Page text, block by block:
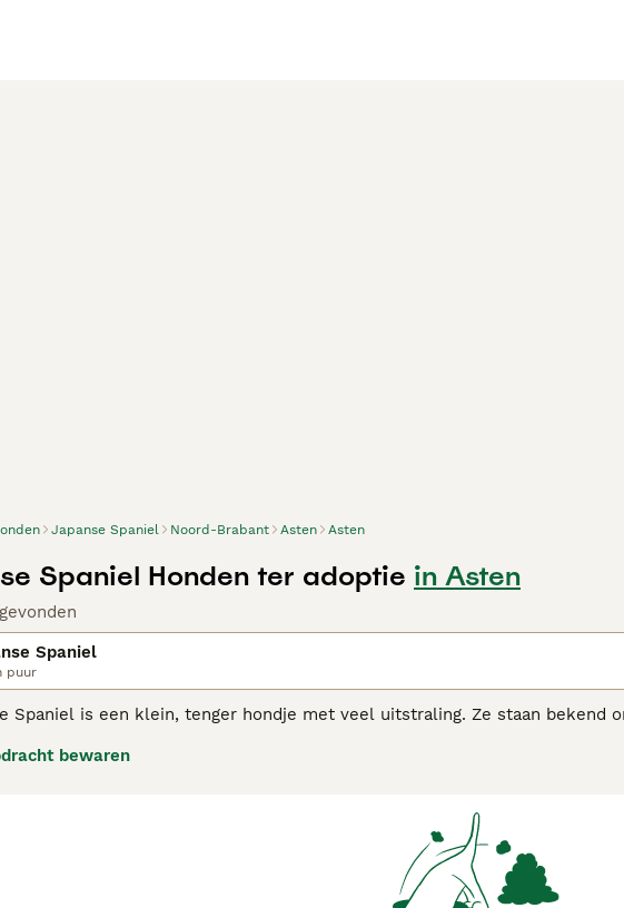
Japanse Spaniel Noord-Brabant Asten Asten
Spaniel Honden ter adoptie in Asten
Spaniel
puur
Spaniel is een klein, tenger hondje met veel uitstraling. Ze staan bekend
laat opvoeden. Doordat de hond genoegen neemt met korte dagelijkse
bewaren